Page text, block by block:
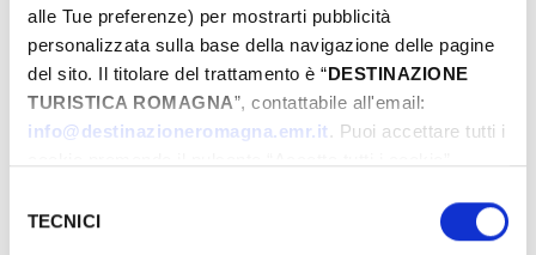
alle Tue preferenze) per mostrarti pubblicità
personalizzata sulla base della navigazione delle pagine
del sito. Il titolare del trattamento è “DESTINAZIONE
TURISTICA ROMAGNA”, contattabile all'email:
info@destinazioneromagna.emr.it. Puoi accettare tutti i
gestire le tue preferenze facendo clic su “Personalizza”.
Qualora acconsenti a tutti i cookie i Tuoi dati potranno
delTECNICI